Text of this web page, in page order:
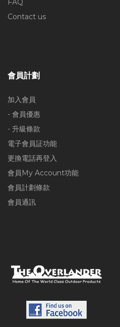
FAQ
Contact us
會員計劃
加入會員
- 會員優惠
- 升級條款
電子會員証功能
更換電話再登入
會員My Account功能
會員計劃條款
會員通訊